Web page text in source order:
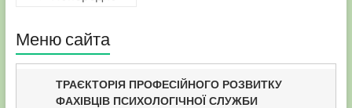
Меню сайта
ТРАЄКТОРІЯ ПРОФЕСІЙНОГО РОЗВИТКУ
ФАХІВЦІВ ПСИХОЛОГІЧНОЇ СЛУЖБИ